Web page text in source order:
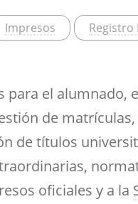
Aula de
ASEF
Impresos
Impresos Registro
para el alumnado,
de matrículas,
de títulos
oficiales y a la